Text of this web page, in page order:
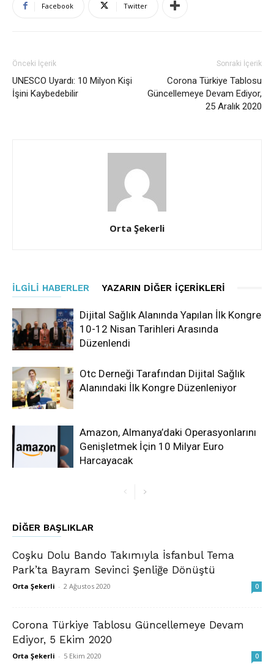
Facebook Twitter
Önceki İçerik
UNESCO Uyardı: 10 Milyon Kişi
İşini Kaybedebilir
Sonraki İçerik
Corona Türkiye Tablosu
Güncellemeye Devam Ediyor,
25 Aralık 2020
Orta Şekerli
İLGILI HABERLER YAZARIN DIĞER İÇERIKLERI
Dijital Sağlık Alanında Yapılan İlk Kongre
10-12 Nisan Tarihleri Arasında
Düzenlendi
Otc Derneği Tarafından Dijital Sağlık
Alanındaki İlk Kongre Düzenleniyor
Amazon, Almanya’daki Operasyonlarını
Genişletmek İçin 10 Milyar Euro
Harcayacak
DIĞER BAŞLIKLAR
Coşku Dolu Bando Takımıyla İsfanbul Tema
Park’ta Bayram Sevinci Şenliğe Dönüştü
Orta Şekerli - 2 Ağustos 2020 0
Corona Türkiye Tablosu Güncellemeye Devam
Ediyor, 5 Ekim 2020
Orta Şekerli - 5 Ekim 2020 0